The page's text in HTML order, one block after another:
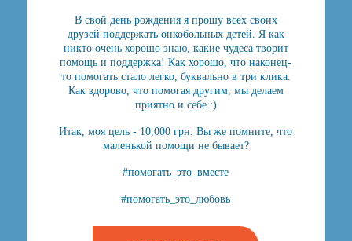
В свой день рождения я прошу всех своих
друзей поддержать онкобольных детей. Я как
никто очень хорошо знаю, какие чудеса творит
помощь и поддержка! Как хорошо, что наконец-
то помогать стало легко, буквально в три клика.
Как здорово, что помогая другим, мы делаем
приятно и себе :)
Итак, моя цель - 10,000 грн. Вы же помните, что
маленькой помощи не бывает?
#помогать_это_вместе
#помогать_это_любовь